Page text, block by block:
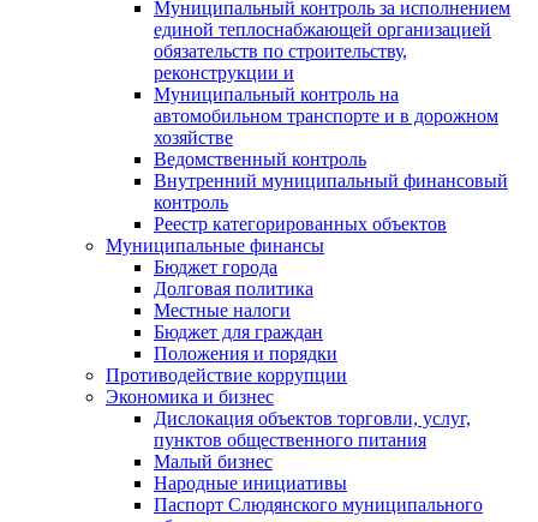
Муниципальный контроль за исполнением
единой теплоснабжающей организацией
обязательств по строительству,
реконструкции и
Муниципальный контроль на
автомобильном транспорте и в дорожном
хозяйстве
Ведомственный контроль
Внутренний муниципальный финансовый
контроль
Реестр категорированных объектов
Муниципальные финансы
Бюджет города
Долговая политика
Местные налоги
Бюджет для граждан
Положения и порядки
Противодействие коррупции
Экономика и бизнес
Дислокация объектов торговли, услуг,
пунктов общественного питания
Малый бизнес
Народные инициативы
Паспорт Слюдянского муниципального